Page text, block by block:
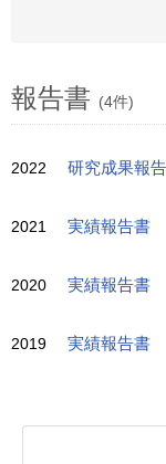
報告書 (4件)
2022 研究成果報
2021 実績報告書
2020 実績報告書
2019 実績報告書